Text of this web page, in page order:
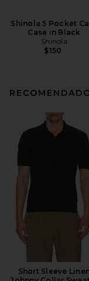
Shinola 5 Pocket
Case in Black
Shinola
$150
Short Sleeve